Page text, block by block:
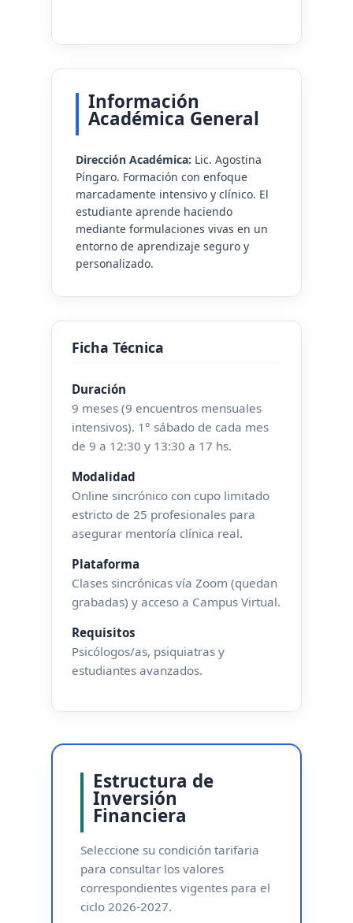
Información
Académica General
Dirección Académica: Lic. Agostina
Píngaro. Formación con enfoque
marcadamente intensivo y clínico. El
estudiante aprende haciendo
mediante formulaciones vivas en un
entorno de aprendizaje seguro y
personalizado.
Ficha Técnica
Duración
9 meses (9 encuentros mensuales
intensivos). 1° sábado de cada mes
de 9 a 12:30 y 13:30 a 17 hs.
Modalidad
Online sincrónico con cupo limitado
estricto de 25 profesionales para
asegurar mentoría clínica real.
Plataforma
Clases sincrónicas vía Zoom (quedan
grabadas) y acceso a Campus Virtual.
Requisitos
Psicólogos/as, psiquiatras y
estudiantes avanzados.
Estructura de
Inversión
Financiera
Seleccione su condición tarifaria
para consultar los valores
correspondientes vigentes para el
ciclo 2026-2027.